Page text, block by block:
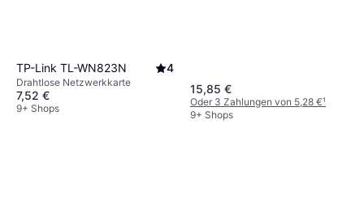
TP-Link TL-WN823N 4
Drahtlose Netzwerkkarte
7,52 €
9+ Shops
15,85 €
Oder 3 Zahlungen von 5,28 €¹
9+ Shops